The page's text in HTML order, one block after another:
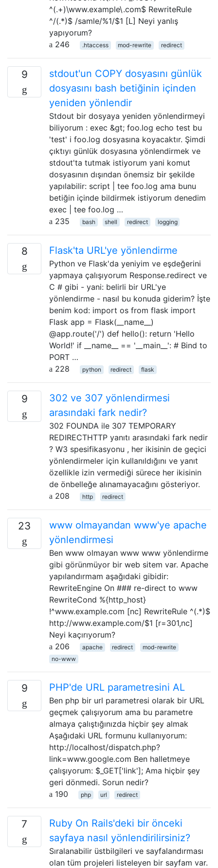
^(.+)\www.example\.com$ RewriteRule
^/(.*)$ /samle/%1/$1 [L] Neyi yanlış
yapıyorum?
246
.htaccess mod-rewrite redirect
9
stdout'un COPY dosyasını günlük
dosyasını bash betiğinin içinden
yeniden yönlendir
Stdout bir dosyaya yeniden yönlendirmeyi
biliyorum : exec &gt; foo.log echo test bu
'test' i foo.log dosyasına koyacaktır. Şimdi
çıktıyı günlük dosyasına yönlendirmek ve
stdout'ta tutmak istiyorum yani komut
dosyasının dışından önemsiz bir şekilde
yapılabilir: script | tee foo.log ama bunu
betiğin içinde bildirmek istiyorum denedim
exec | tee foo.log …
235
bash shell redirect logging
8 Flask'ta URL'ye yönlendirme
Python ve Flask'da yeniyim ve eşdeğerini
yapmaya çalışıyorum Response.redirect ve
C # gibi - yani: belirli bir URL'ye
yönlendirme - nasıl bu konuda giderim? İşte
benim kod: import os from flask import
Flask app = Flask(__name__)
@app.route('/') def hello(): return 'Hello
World!' if __name__ == '__main__': # Bind to
PORT …
228
python redirect flask
9
302 ve 307 yönlendirmesi
arasındaki fark nedir?
302 FOUNDA ile 307 TEMPORARY
REDIRECTHTTP yanıtı arasındaki fark nedir
? W3 spesifikasyonu , her ikisinin de geçici
yönlendirmeler için kullanıldığını ve yanıt
özellikle izin vermediği sürece her ikisinin
de önbelleğe alınamayacağını gösteriyor.
208
http redirect
23
www olmayandan www'ye apache
yönlendirmesi
Ben www olmayan www www yönlendirme
gibi görünmüyor bir web sitem var. Apache
yapılandırmam aşağıdaki gibidir:
RewriteEngine On ### re-direct to www
RewriteCond %{http_host}
!^www.example.com [nc] RewriteRule ^(.*)$
http://www.example.com/$1 [r=301,nc]
Neyi kaçırıyorum?
206
apache redirect
mod-rewrite
no-www
9 PHP'de URL parametresini AL
Ben php bir url parametresi olarak bir URL
geçmek çalışıyorum ama bu parametre
almaya çalıştığınızda hiçbir şey almak
Aşağıdaki URL formunu kullanıyorum:
http://localhost/dispatch.php?
link=www.google.com Ben halletmeye
çalışıyorum: $_GET['link']; Ama hiçbir şey
geri dönmedi. Sorun nedir?
190
php url redirect
7
Ruby On Rails'deki bir önceki
sayfaya nasıl yönlendirilirsiniz?
Sıralanabilir üstbilgileri ve sayfalandırması
olan tüm projeleri listeleyen bir sayfam var.